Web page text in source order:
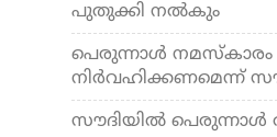
പുതുക്കി നൽകും
പെരുന്നാൾ നമസ്​കാരം
നിർവഹിക്കണമെന്ന്
സൗദിയിൽ പെരുന്നാൾ